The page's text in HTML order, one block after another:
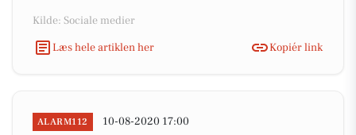
Kilde: Sociale medier
Læs hele artiklen her
Kopiér link
ALARM112 10-08-2020 17:00